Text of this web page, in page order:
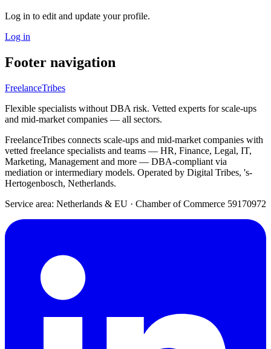
Log in to edit and update your profile.
Log in
Footer navigation
FreelanceTribes
Flexible specialists without DBA risk. Vetted experts for scale-ups
and mid-market companies — all sectors.
FreelanceTribes connects scale-ups and mid-market companies with
vetted freelance specialists and teams — HR, Finance, Legal, IT,
Marketing, Management and more — DBA-compliant via
mediation or intermediary models. Operated by Digital Tribes, 's-
Hertogenbosch, Netherlands.
Service area: Netherlands & EU · Chamber of Commerce 59170972